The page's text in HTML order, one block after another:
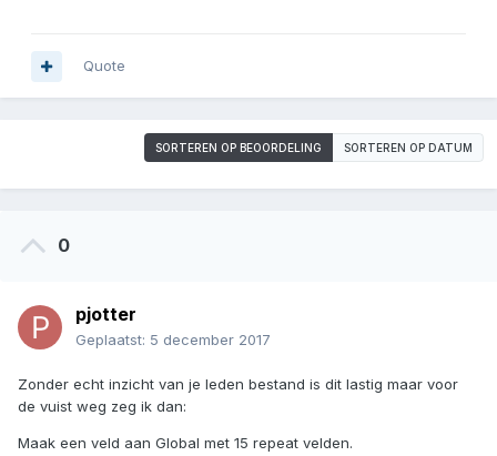
Quote
SORTEREN OP BEOORDELING SORTEREN OP DATUM
0
pjotter
Geplaatst: 5 december 2017
Zonder echt inzicht van je leden bestand is dit lastig maar voor
de vuist weg zeg ik dan:
Maak een veld aan Global met 15 repeat velden.